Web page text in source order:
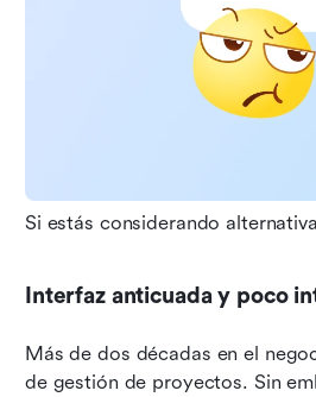
Si estás considerando
Interfaz anticuada y poco
Más de dos décadas en el
de gestión de proyectos. Sin